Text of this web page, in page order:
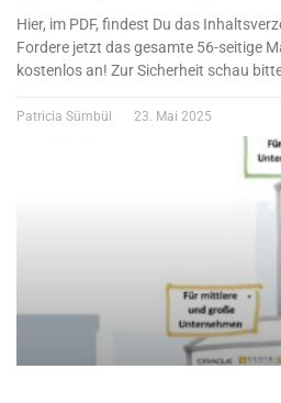
Hier, im PDF, findest Du das
Fordere jetzt das gesamte 56-seitige
kostenlos an! Zur Sicherheit schau
Patricia Sümbül 23. Mai 2025